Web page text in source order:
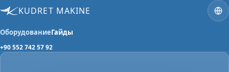
KUDRET MAKINE
ОборудованиеГайды
+90 552 742 57 92